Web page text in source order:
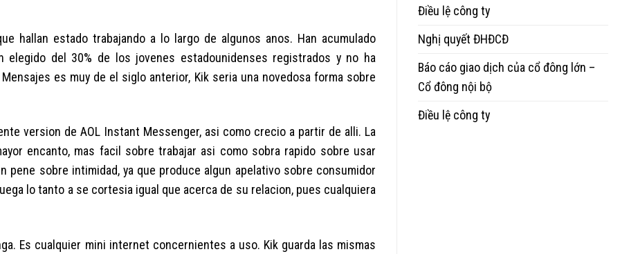
hallan estado trabajando a lo largo de algunos anos. Han acumulado
del 30% de los jovenes estadounidenses registrados y no ha
es muy de el siglo anterior, Kik seri­a una novedosa forma sobre
version de AOL Instant Messenger, asi­ como crecio a partir de alli. La
encanto, mas facil sobre trabajar asi­ como sobra rapido sobre usar
pene sobre intimidad, ya que produce algun apelativo sobre consumidor
lo tanto a se cortesia igual que acerca de su relacion, pues cualquiera
Es cualquier mini internet concernientes a uso. Kik guarda las mismas
Điều lệ công ty
Nghị quyết ĐHĐCĐ
Báo cáo giao dịch của cổ đông lớn –
Cổ đông nội bộ
Điều lệ công ty